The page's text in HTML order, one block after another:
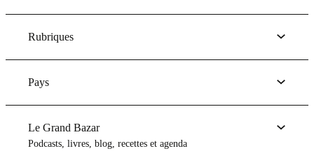
Rubriques
Pays
Le Grand Bazar
Podcasts, livres, blog, recettes et agenda